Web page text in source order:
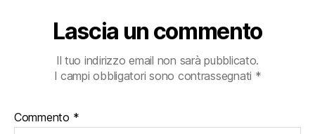
Lascia un commento
Il tuo indirizzo email non sarà pubblicato.
I campi obbligatori sono contrassegnati *
Commento *